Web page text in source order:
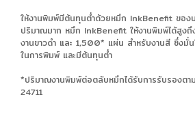
ให้งานพิมพ์มีต้นทุนต่ำด้วยหมึก InkBenefit ของบ
ปริมาณมาก หมึก InkBenefit ให้งานพิมพ์ได้สูง
งานขาวดำ และ 1,500* แผ่น สำหรับงานสี ซึ่งมั่นใ
ในการพิมพ์ และมีต้นทุนต่ำ
*ปริมาณงานพิมพ์ต่อตลับหมึกได้รับการรับรองตา
24711